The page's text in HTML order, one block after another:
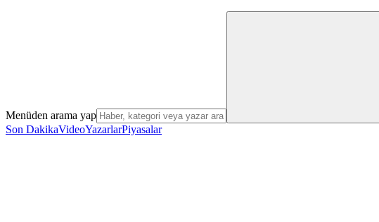
Menüden arama yap
Son DakikaVideoYazarlarPiyasalar